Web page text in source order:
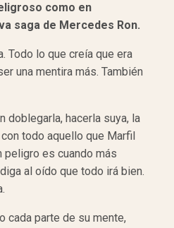
como en
saga de Mercedes Ron.
Todo lo que creía que era
una mentira más. También
doblegarla, hacerla suya, la
todo aquello que Marfil
peligro es cuando más
al oído que todo irá bien.
cada parte de su mente,